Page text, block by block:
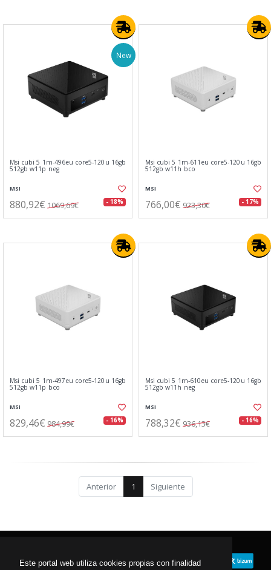
Este portal web utiliza cookies propias con finalidad
New
Msi cubi 5 1m-496eu core5-120u 16gb
512gb w11p neg
MSI
880,92€ 1069,69€ - 18%
Msi cubi 5 1m-611eu core5-120u 16gb
512gb w11h bco
MSI
766,00€ 923,30€ - 17%
Msi cubi 5 1m-497eu core5-120u 16gb
512gb w11p bco
MSI
829,46€ 984,99€ - 16%
Msi cubi 5 1m-610eu core5-120u 16gb
512gb w11h neg
MSI
788,32€ 936,13€ - 16%
Anterior 1 Siguiente